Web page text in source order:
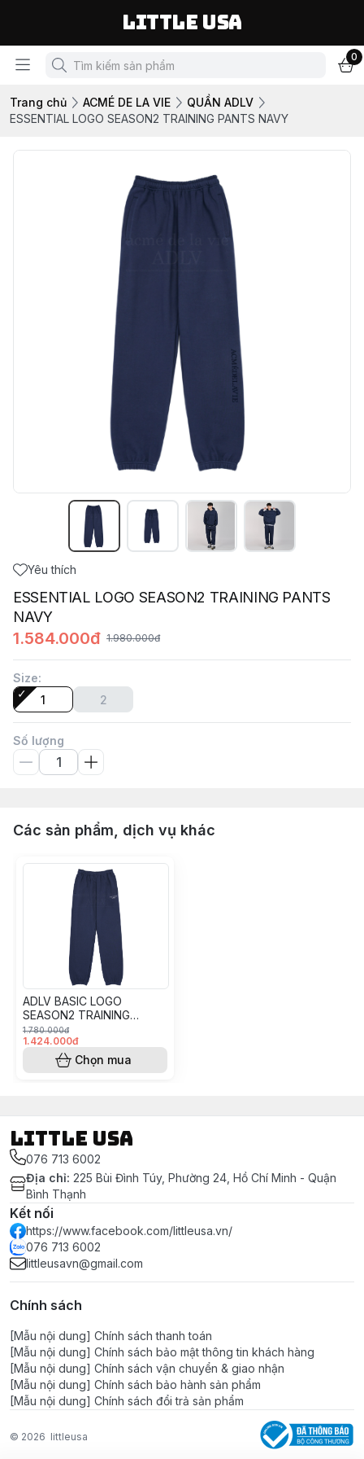
LITTLE USA
0
Trang chủ ACMÉ DE LA VIE
QUẦN ADLV
ESSENTIAL LOGO SEASON2 TRAINING PANTS NAVY
Yêu thích
ESSENTIAL LOGO SEASON2 TRAINING PANTS
NAVY
1.584.000đ 1.980.000đ
Size:
1
2
Số lượng
Các sản phẩm, dịch vụ khác
ADLV BASIC LOGO
SEASON2 TRAINING
PANTS NAVY
1.780.000đ
1.424.000đ
Chọn mua
LITTLE USA
076 713 6002
Địa chỉ: 225 Bùi Đình Túy, Phường 24, Hồ Chí Minh - Quận
Bình Thạnh
Kết nối
https://www.facebook.com/littleusa.vn/
076 713 6002
littleusavn@gmail.com
Chính sách
[Mẫu nội dung] Chính sách thanh toán
[Mẫu nội dung] Chính sách bảo mật thông tin khách hàng
[Mẫu nội dung] Chính sách vận chuyển & giao nhận
[Mẫu nội dung] Chính sách bảo hành sản phẩm
[Mẫu nội dung] Chính sách đổi trả sản phẩm
© 2026 littleusa